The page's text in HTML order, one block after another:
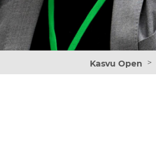
Kasvu Open >